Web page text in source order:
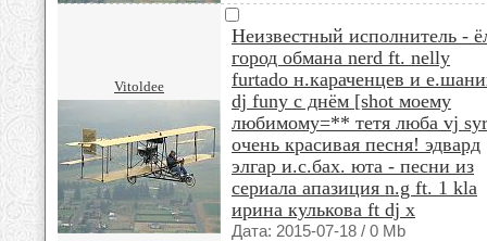
Vitoldee
Неизвестный исполнитель -
город обмана nerd ft. nelly
furtado н.караченцев и
dj funy с днём [shot моему
любимому=** тетя люба vj
очень красивая песня! эдвард
элгар и.с.бах. юта - песни из
сериала апазиция n.g ft. 1 kla
ирина кулькова ft dj x
Дата: 2015-07-18 / 0 Mb